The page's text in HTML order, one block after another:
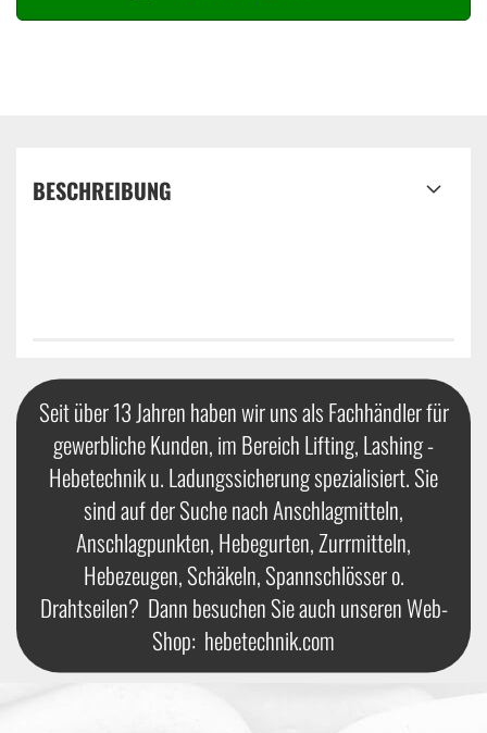
BESCHREIBUNG
Seit über 13 Jahren haben wir uns als Fachhändler für
gewerbliche Kunden, im Bereich Lifting, Lashing -
Hebetechnik u. Ladungssicherung spezialisiert. Sie
sind auf der Suche nach Anschlagmitteln,
Anschlagpunkten, Hebegurten, Zurrmitteln,
Hebezeugen, Schäkeln, Spannschlösser o.
Drahtseilen? Dann besuchen Sie auch unseren Web-
Shop: hebetechnik.com